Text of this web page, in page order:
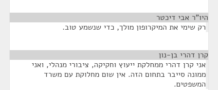
היו"ר אבי דיכטר
רק שימי את המיקרופון מולך, כדי שנשמע טוב.
קרן דהרי בן-נון
אני קרן דהרי ממחלקת ייעוץ וחקיקה, ציבורי מנהלי, ואני
ממונה סייבר בתחום הזה. אין שום מחלוקת עם משרד
המשפטים.